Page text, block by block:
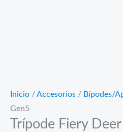
Inicio / Accesorios / Bípodes/
Gen5
Trípode Fiery